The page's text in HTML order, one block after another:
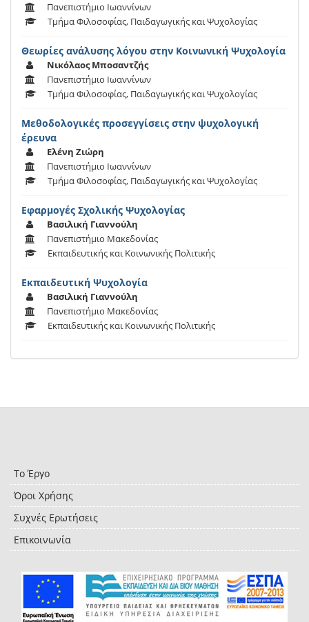
Πανεπιστήμιο Ιωαννίνων
Τμήμα Φιλοσοφίας, Παιδαγωγικής και Ψυχολογίας
Θεωρίες ανάλυσης λόγου στην Κοινωνική Ψυχολογία
Νικόλαος Μποσαντζής
Πανεπιστήμιο Ιωαννίνων
Τμήμα Φιλοσοφίας, Παιδαγωγικής και Ψυχολογίας
Μεθοδολογικές προσεγγίσεις στην ψυχολογική
έρευνα
Ελένη Ζιώρη
Πανεπιστήμιο Ιωαννίνων
Τμήμα Φιλοσοφίας, Παιδαγωγικής και Ψυχολογίας
Eφαρμογές Σχολικής Ψυχολογίας
Βασιλική Γιαννούλη
Πανεπιστήμιο Μακεδονίας
Εκπαιδευτικής και Κοινωνικής Πολιτικής
Εκπαιδευτική Ψυχολογία
Βασιλική Γιαννούλη
Πανεπιστήμιο Μακεδονίας
Εκπαιδευτικής και Κοινωνικής Πολιτικής
Το Έργο
Όροι Χρήσης
Συχνές Ερωτήσεις
Επικοινωνία